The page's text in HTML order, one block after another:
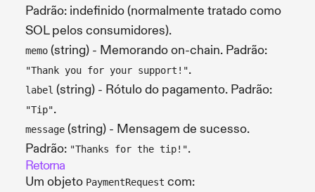
Padrão: indefinido (normalmente tratado como
SOL pelos consumidores).
memo (string) - Memorando on-chain. Padrão:
"Thank you for your support!".
label (string) - Rótulo do pagamento. Padrão:
"Tip".
message (string) - Mensagem de sucesso.
Padrão: "Thanks for the tip!".
Retorna
Um objeto PaymentRequest com: